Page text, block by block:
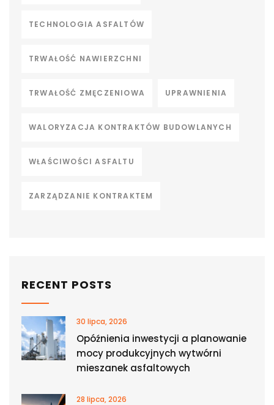
TECHNOLOGIA ASFALTÓW
TRWAŁOŚĆ NAWIERZCHNI
TRWAŁOŚĆ ZMĘCZENIOWA UPRAWNIENIA
WALORYZACJA KONTRAKTÓW BUDOWLANYCH
WŁAŚCIWOŚCI ASFALTU
ZARZĄDZANIE KONTRAKTEM
RECENT POSTS
30 lipca, 2026
Opóźnienia inwestycji a planowanie
mocy produkcyjnych wytwórni
mieszanek asfaltowych
28 lipca, 2026